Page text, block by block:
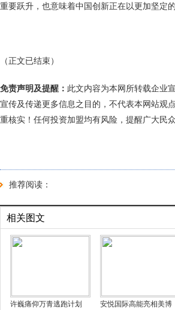
重要跃升，也意味着中国创新正在以更加坚定
（正文已结束）
免责声明及提醒： 此文内容为本网所转载企业
宣传及传递更多信息之目的，不代表本网站观
重核实！任何投资加盟均有风险，提醒广大民
推荐阅读：
相关图文
许巍痛仰万青逃跑计划 安悦国际高能亮相美博